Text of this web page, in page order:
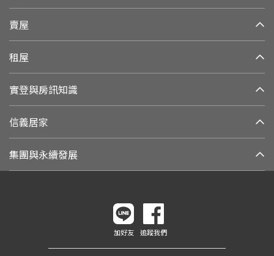
賣屋
租屋
實登與房訊知識
信義居家
集團與永續發展
加好友 追蹤我們